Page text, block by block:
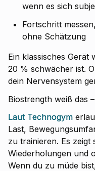
wenn es sich
Fortschritt
ohne Schätzung
Ein klassisches Gerät
20 % schwächer ist.
dein Nervensystem
Biostrength weiß das
Laut Technogym
Last,
zu trainieren. Es zeigt
Wiederholungen und
Wenn du zu müde